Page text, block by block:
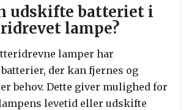
udskifte batteriet i
lampe?
lamper har
der kan fjernes og
behov. Dette giver mulighed for
levetid eller udskifte